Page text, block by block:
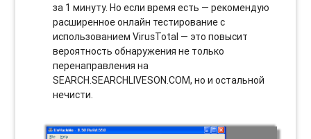
за 1 минуту. Но если время есть — рекомендую
расширенное онлайн тестирование с
использованием VirusTotal — это повысит
вероятность обнаружения не только
перенаправления на
SEARCH.SEARCHLIVESON.COM, но и остальной
нечисти.